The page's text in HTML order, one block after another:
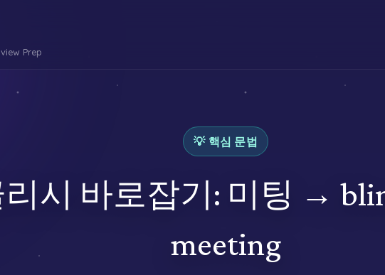
Prep
💡 핵심 문법
시 바로잡기: 미팅 →
meeting